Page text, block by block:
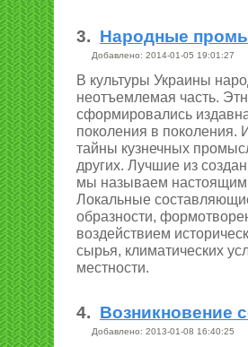
3. Народные
Добавлено: 2014-01-05 19:01:27
В культуры Украины
неотъемлемая часть.
сформировались
поколения в
тайны кузнечных
других. Лучшие из
мы называем
Локальные
образности,
воздействием
сырья, климатических
местности.
4. Возникновение
Добавлено: 2013-01-08 16:40:25